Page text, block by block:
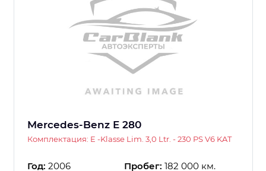
Mercedes-Benz E 280
Комплектация: E -Klasse Lim. 3,0 Ltr. - 230 PS V6 KAT
Год: 2006 Пробег: 182 000 км.